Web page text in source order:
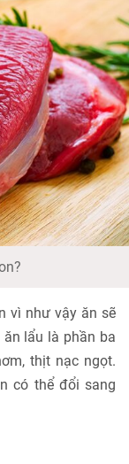
vì như vậy ăn sẽ
lẩu là phần ba
thịt nạc ngọt.
có thể đổi sang